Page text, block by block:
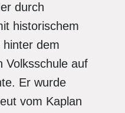
durch
historischem
hinter dem
Volksschule auf
Er wurde
vom Kaplan